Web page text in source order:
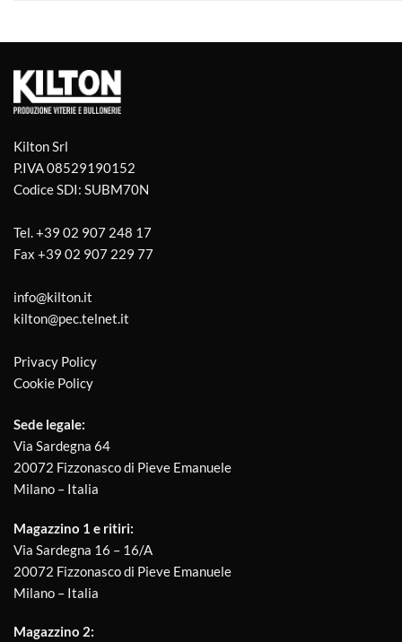
Kilton Srl
P.IVA 08529190152
Codice SDI: SUBM70N
Tel.+39 02 907 248 17
Fax +39 02 907 229 77
info@kilton.it
kilton@pec.telnet.it
Privacy Policy
Cookie Policy
Sede legale:
Via Sardegna 64
20072 Fizzonasco di Pieve Emanuele
Milano – Italia
Magazzino 1 e ritiri:
Via Sardegna 16 – 16/A
20072 Fizzonasco di Pieve Emanuele
Milano – Italia
Magazzino 2: